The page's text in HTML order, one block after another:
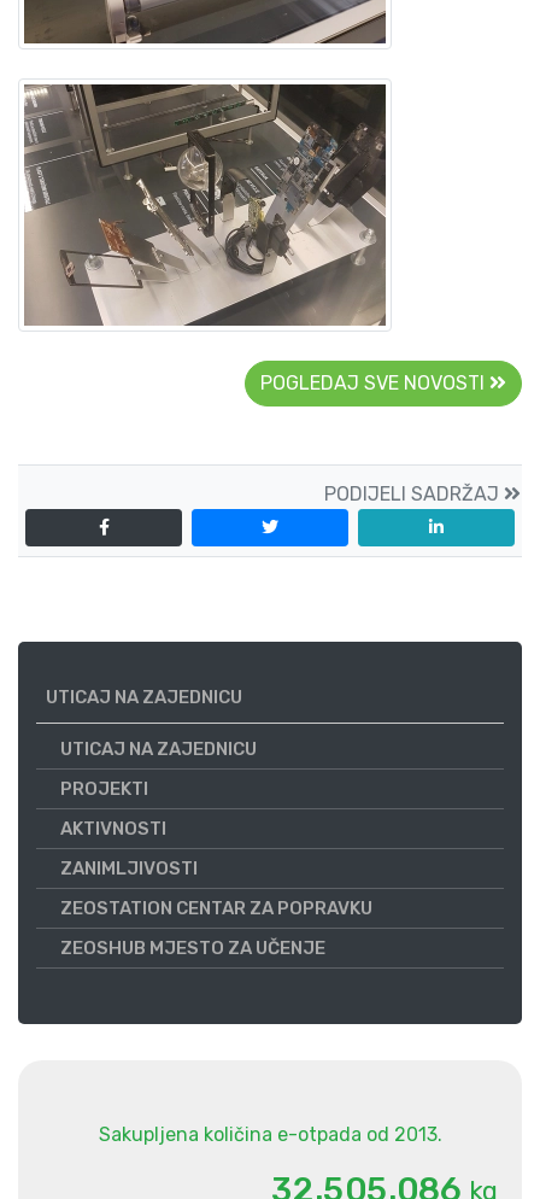
POGLEDAJ SVE NOVOSTI
PODIJELI SADRŽAJ
UTICAJ NA ZAJEDNICU
UTICAJ NA ZAJEDNICU
PROJEKTI
AKTIVNOSTI
ZANIMLJIVOSTI
ZEOSTATION CENTAR ZA POPRAVKU
ZEOSHUB MJESTO ZA UČENJE
Sakupljena količina e-otpada od 2013.
32.505.086 kg